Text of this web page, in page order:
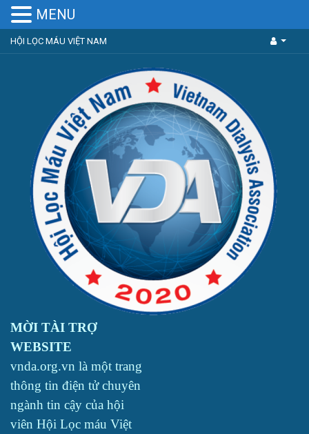
HỘI LỌC MÁU VIỆT NAM
MỜI TÀI TRỢ
WEBSITE
vnda.org.vn là một trang
thông tin điện tử chuyên
ngành tin cậy của hội
viên Hội Lọc máu Việt
MENU